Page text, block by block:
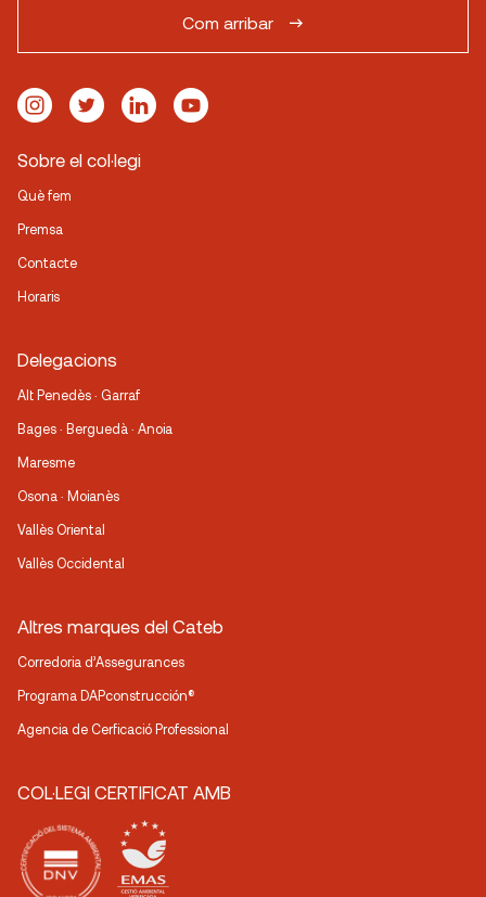
Com arribar
Sobre el col·legi
Què fem
Premsa
Contacte
Horaris
Delegacions
Alt Penedès · Garraf
Bages · Berguedà · Anoia
Maresme
Osona · Moianès
Vallès Oriental
Vallès Occidental
Altres marques del Cateb
Corredoria d’Assegurances
Programa DAPconstrucción®
Agencia de Cerficació Professional
COL·LEGI CERTIFICAT AMB